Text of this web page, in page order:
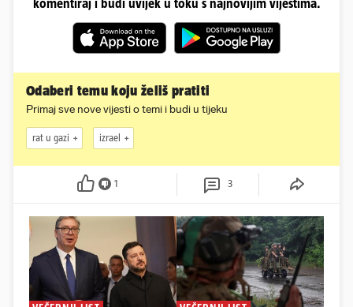
Odaberi temu koju želiš pratiti
Primaj sve nove vijesti o temi i budi u tijeku
rat u gazi izrael
1 3